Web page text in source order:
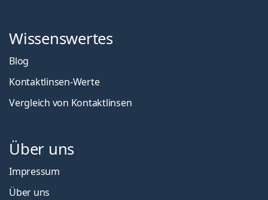
Wissenswertes
Blog
Kontaktlinsen-Werte
Vergleich von Kontaktlinsen
Über uns
Impressum
Über uns